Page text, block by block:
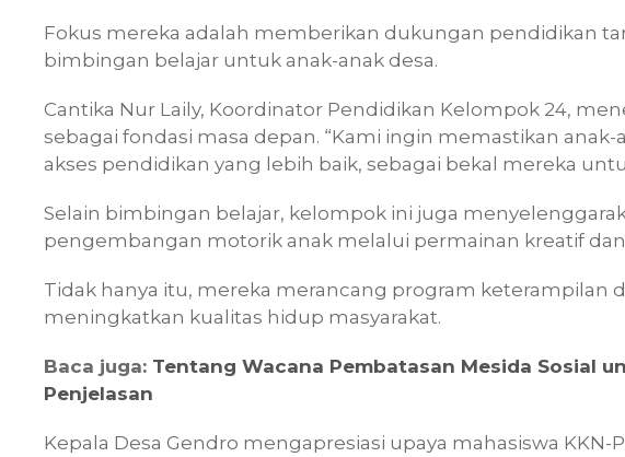
Fokus mereka adalah memberikan dukungan pendidikan
bimbingan belajar untuk anak-anak desa.
Cantika Nur Laily, Koordinator Pendidikan Kelompok 24,
sebagai fondasi masa depan. “Kami ingin memastikan
akses pendidikan yang lebih baik, sebagai bekal mereka
Selain bimbingan belajar, kelompok ini juga
pengembangan motorik anak melalui permainan kreatif
Tidak hanya itu, mereka merancang program keterampilan
meningkatkan kualitas hidup masyarakat.
Baca juga: Tentang Wacana Pembatasan Mesida Sosial
Penjelasan
Kepala Desa Gendro mengapresiasi upaya mahasiswa